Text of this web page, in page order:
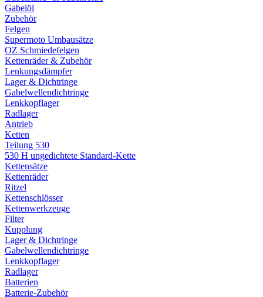
Gabelöl
Zubehör
Felgen
Supermoto Umbausätze
OZ Schmiedefelgen
Kettenräder & Zubehör
Lenkungsdämpfer
Lager & Dichtringe
Gabelwellendichtringe
Lenkkopflager
Radlager
Antrieb
Ketten
Teilung 530
530 H ungedichtete Standard-Kette
Kettensätze
Kettenräder
Ritzel
Kettenschlösser
Kettenwerkzeuge
Filter
Kupplung
Lager & Dichtringe
Gabelwellendichtringe
Lenkkopflager
Radlager
Batterien
Batterie-Zubehör